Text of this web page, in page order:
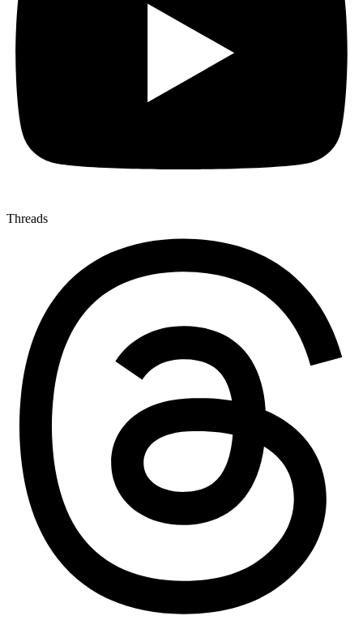
Threads